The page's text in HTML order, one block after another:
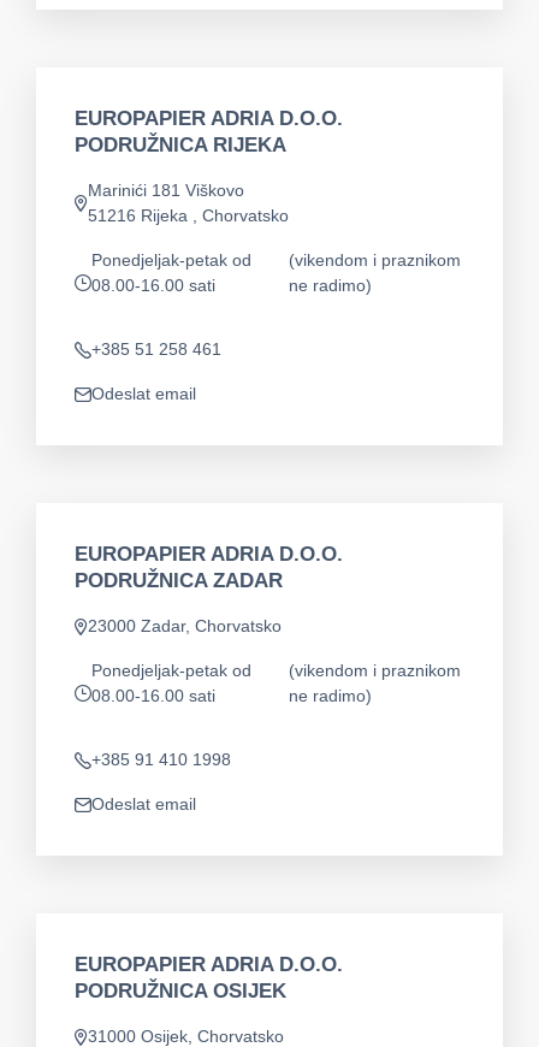
EUROPAPIER ADRIA D.O.O.
PODRUŽNICA RIJEKA
Adresa
Marinići 181 Viškovo
51216 Rijeka , Chorvatsko
app.opening-times
Ponedjeljak-petak od
08.00-16.00 sati
(vikendom i praznikom
ne radimo)
Telefon
+385 51 258 461
app.mail
Odeslat email
EUROPAPIER ADRIA D.O.O.
PODRUŽNICA ZADAR
Adresa
23000 Zadar, Chorvatsko
app.opening-times
Ponedjeljak-petak od
08.00-16.00 sati
(vikendom i praznikom
ne radimo)
Telefon
+385 91 410 1998
app.mail
Odeslat email
EUROPAPIER ADRIA D.O.O.
PODRUŽNICA OSIJEK
31000 Osijek, Chorvatsko